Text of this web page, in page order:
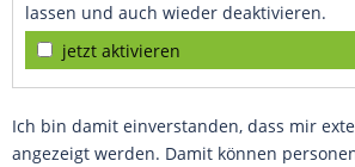
lassen und auch wieder deaktivieren.
jetzt aktivieren
Ich bin damit einverstanden, dass mir
angezeigt werden. Damit können